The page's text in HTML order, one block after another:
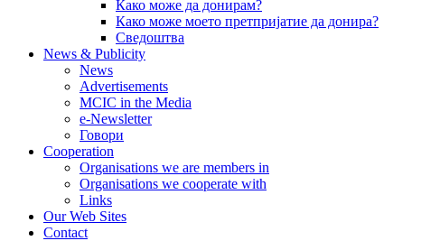
Како може да донирам?
Како може моето претпријатие да донира?
Сведоштва
News & Publicity
News
Advertisements
MCIC in the Media
e-Newsletter
Говори
Cooperation
Organisations we are members in
Organisations we cooperate with
Links
Our Web Sites
Contact